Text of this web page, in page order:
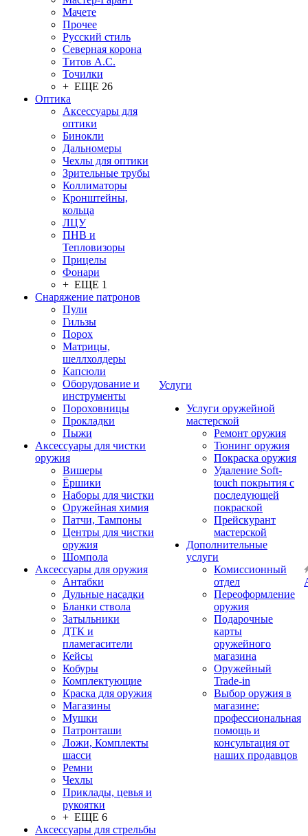
Мачете
Прочее
Русский стиль
Северная корона
Титов А.С.
Точилки
+ ЕЩЕ 26
Оптика
Аксессуары для
оптики
Бинокли
Дальномеры
Чехлы для оптики
Зрительные трубы
Коллиматоры
Кронштейны,
кольца
ЛЦУ
ПНВ и
Тепловизоры
Прицелы
Фонари
+ ЕЩЕ 1
Снаряжение патронов
Пули
Гильзы
Порох
Матрицы,
шеллхолдеры
Капсюли
Оборудование и
инструменты
Пороховницы
Прокладки
Пыжи
Аксессуары для чистки
оружия
Вишеры
Ёршики
Наборы для чистки
Оружейная химия
Патчи, Тампоны
Центры для чистки
оружия
Шомпола
Аксессуары для оружия
Антабки
Дульные насадки
Бланки ствола
Затыльники
ДТК и
пламегасители
Кейсы
Кобуры
Комплектующие
Краска для оружия
Магазины
Мушки
Патронташи
Ложи, Комплекты
шасси
Ремни
Чехлы
Приклады, цевья и
рукоятки
+ ЕЩЕ 6
Аксессуары для стрельбы
Услуги
Услуги оружейной
мастерской
Ремонт оружия
Тюнинг оружия
Покраска оружия
Удаление Soft-
touch покрытия с
последующей
покраской
Прейскурант
мастерской
Дополнительные
услуги
Комиссионный
отдел
Переоформление
оружия
Подарочные
карты
оружейного
магазина
Оружейный
Trade-in
Выбор оружия в
магазине:
профессиональная
помощь и
консультация от
наших продавцов